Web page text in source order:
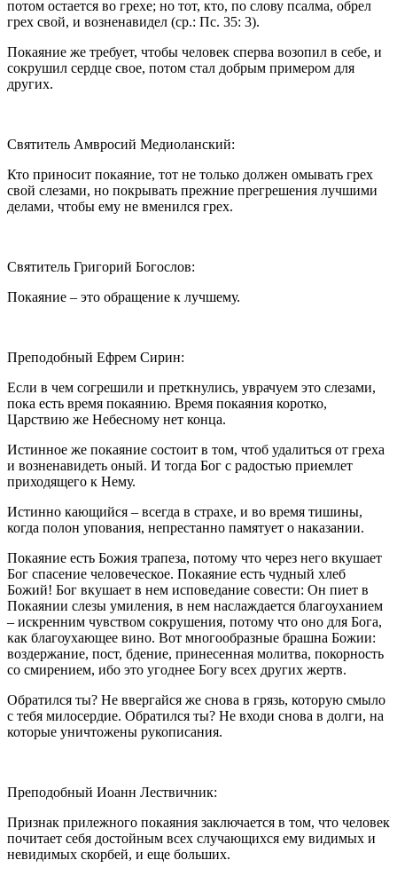
потом остается во грехе; но тот, кто, по слову псалма, обрел
грех свой, и возненавидел (ср.: Пс. 35: 3).
Покаяние же требует, чтобы человек сперва возопил в себе, и
сокрушил сердце свое, потом стал добрым примером для
других.
Святитель Амвросий Медиоланский:
Кто приносит покаяние, тот не только должен омывать грех
свой слезами, но покрывать прежние прегрешения лучшими
делами, чтобы ему не вменился грех.
Святитель Григорий Богослов:
Покаяние – это обращение к лучшему.
Преподобный Ефрем Сирин:
Если в чем согрешили и преткнулись, уврачуем это слезами,
пока есть время покаянию. Время покаяния коротко,
Царствию же Небесному нет конца.
Истинное же покаяние состоит в том, чтоб удалиться от греха
и возненавидеть оный. И тогда Бог с радостью приемлет
приходящего к Нему.
Истинно кающийся – всегда в страхе, и во время тишины,
когда полон упования, непрестанно памятует о наказании.
Покаяние есть Божия трапеза, потому что через него вкушает
Бог спасение человеческое. Покаяние есть чудный хлеб
Божий! Бог вкушает в нем исповедание совести: Он пиет в
Покаянии слезы умиления, в нем наслаждается благоуханием
– искренним чувством сокрушения, потому что оно для Бога,
как благоухающее вино. Вот многообразные брашна Божии:
воздержание, пост, бдение, принесенная молитва, покорность
со смирением, ибо это угоднее Богу всех других жертв.
Обратился ты? Не ввергайся же снова в грязь, которую смыло
с тебя милосердие. Обратился ты? Не входи снова в долги, на
которые уничтожены рукописания.
Преподобный Иоанн Лествичник:
Признак прилежного покаяния заключается в том, что человек
почитает себя достойным всех случающихся ему видимых и
невидимых скорбей, и еще больших.